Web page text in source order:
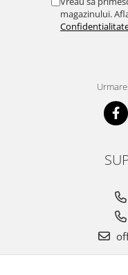
magazinului.